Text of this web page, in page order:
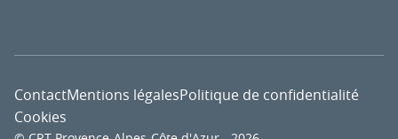
ContactMentions légalesPolitique de confidentialité
Cookies